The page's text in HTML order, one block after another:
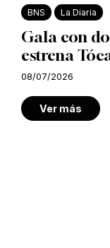
BNS La Diaria
Gala con
estrena
08/07/2026
Ver más